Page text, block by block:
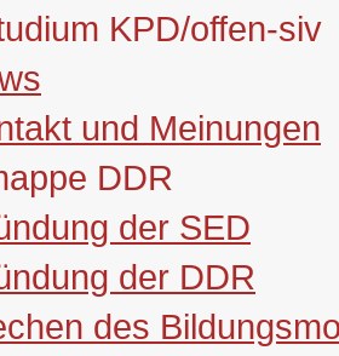
KPD/offen-siv
und Meinungen
DDR
der SED
der DDR
des